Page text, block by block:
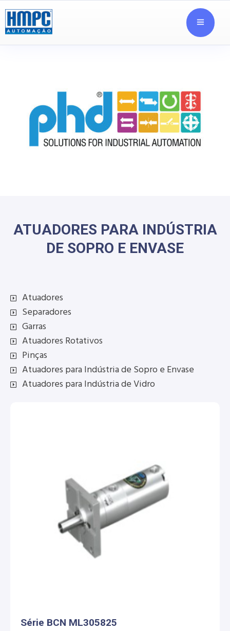
ATUADORES PARA INDÚSTRIA
DE SOPRO E ENVASE
Atuadores
Separadores
Garras
Atuadores Rotativos
Pinças
Atuadores para Indústria de Sopro e Envase
Atuadores para Indústria de Vidro
Série BCN ML305825